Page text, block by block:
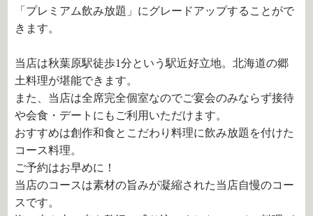
「プレミアム飲み放題」にグレードアップすることがで
きます。
当店は秋葉原駅徒歩1分という駅近好立地。北海道の郷
土料理が堪能できます。
また、当店は全席完全個室なのでご宴会のみならず接待
や会食・デートにもご利用いただけます。
おすすめは創作和食とこだわり料理に飲み放題を付けた
コース料理。
ご予約はお早めに！
当店のコースは素材の旨みが凝縮された当店自慢のコー
スです。